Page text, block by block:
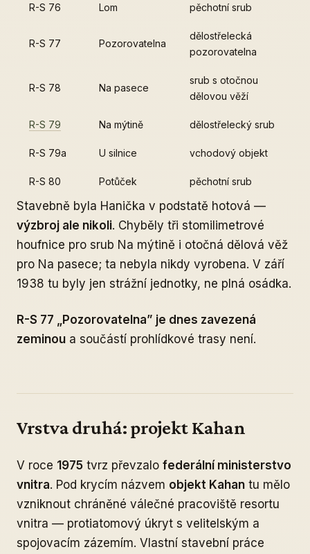
R-S 76 Lom pěchotní srub
R-S 77 Pozorovatelna
dělostřelecká
pozorovatelna
R-S 78 Na pasece
srub s otočnou
dělovou věží
R-S 79 Na mýtině dělostřelecký srub
R-S 79a U silnice vchodový objekt
R-S 80 Potůček pěchotní srub
Stavebně byla Hanička v podstatě hotová —
výzbroj ale nikoli. Chyběly tři stomilimetrové
houfnice pro srub Na mýtině i otočná dělová věž
pro Na pasece; ta nebyla nikdy vyrobena. V září
1938 tu byly jen strážní jednotky, ne plná osádka.
R-S 77 „Pozorovatelna” je dnes zavezená
zeminou a součástí prohlídkové trasy není.
Vrstva druhá: projekt Kahan
V roce 1975 tvrz převzalo federální ministerstvo
vnitra. Pod krycím názvem objekt Kahan tu mělo
vzniknout chráněné válečné pracoviště resortu
vnitra — protiatomový úkryt s velitelským a
spojovacím zázemím. Vlastní stavební práce